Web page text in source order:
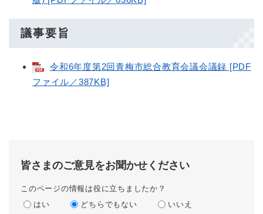
議事要旨
令和6年度第2回青梅市総合教育会議会議録 [PDF
ファイル／387KB]
皆さまのご意見をお聞かせください
このページの情報は役に立ちましたか？
はい
どちらでもない いいえ